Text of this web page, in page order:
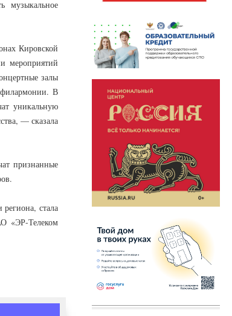
музыкальное
Кировской
мероприятий
залы
В
уникальную
— сказала
признанные
стала
«ЭР-Телеком